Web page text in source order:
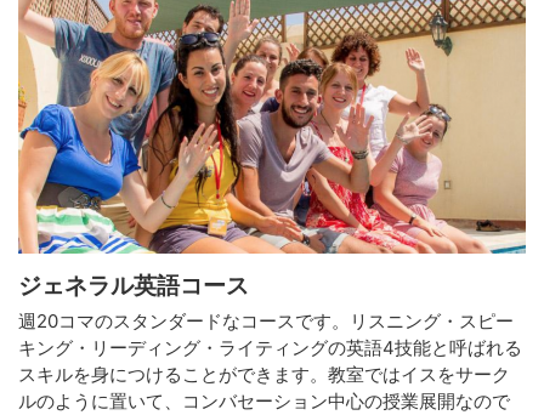
ジェネラル英語コース
週20コマのスタンダードなコースです。リスニング・スピー
キング・リーディング・ライティングの英語4技能と呼ばれる
スキルを身につけることができます。教室ではイスをサーク
ルのように置いて、コンバセーション中心の授業展開なので